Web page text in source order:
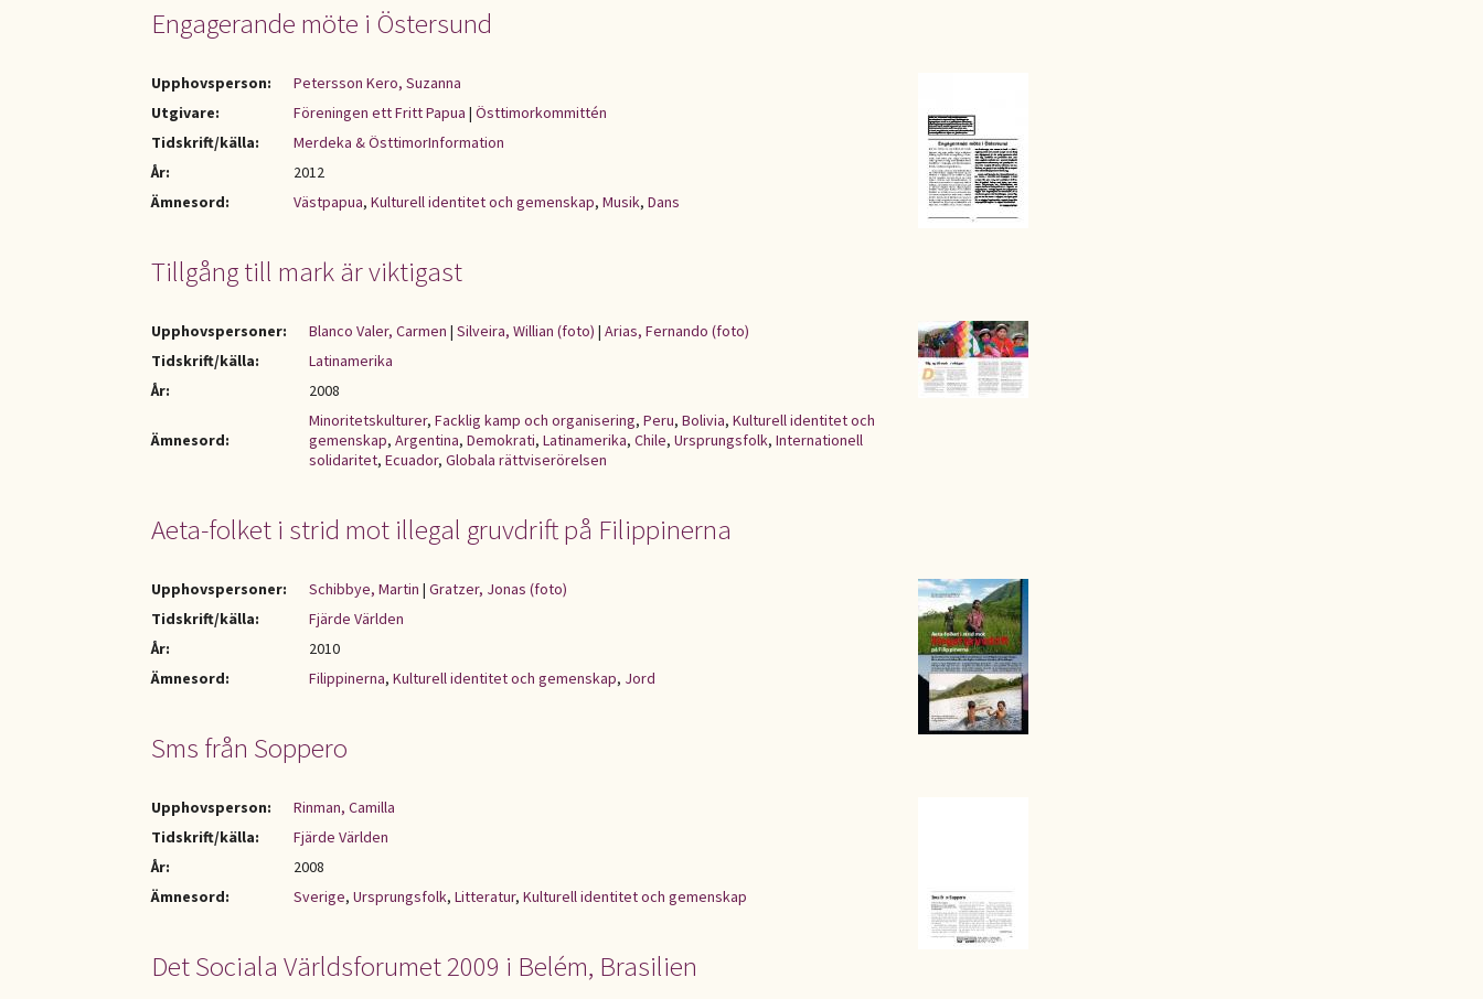
Engagerande möte i Östersund
Upphovsperson:
Petersson Kero, Suzanna
Utgivare:
Föreningen ett Fritt Papua | Östtimorkommittén
Tidskrift/källa:
Merdeka & ÖsttimorInformation
År:
2012
Ämnesord:
Västpapua, Kulturell identitet och gemenskap, Musik, Dans
Tillgång till mark är viktigast
Upphovspersoner: Blanco Valer, Carmen | Silveira, Willian (foto) | Arias, Fernando (foto)
Tidskrift/källa:
Latinamerika
År:
2008
Ämnesord:
Minoritetskulturer, Facklig kamp och organisering, Peru, Bolivia, Kulturell identitet och
gemenskap, Argentina, Demokrati, Latinamerika, Chile, Ursprungsfolk, Internationell
solidaritet, Ecuador, Globala rättviserörelsen
Aeta-folket i strid mot illegal gruvdrift på Filippinerna
Upphovspersoner: Schibbye, Martin | Gratzer, Jonas (foto)
Tidskrift/källa:
Fjärde Världen
År:
2010
Ämnesord:
Filippinerna, Kulturell identitet och gemenskap, Jord
Sms från Soppero
Upphovsperson:
Rinman, Camilla
Tidskrift/källa:
Fjärde Världen
År:
2008
Ämnesord:
Sverige, Ursprungsfolk, Litteratur, Kulturell identitet och gemenskap
Det Sociala Världsforumet 2009 i Belém, Brasilien